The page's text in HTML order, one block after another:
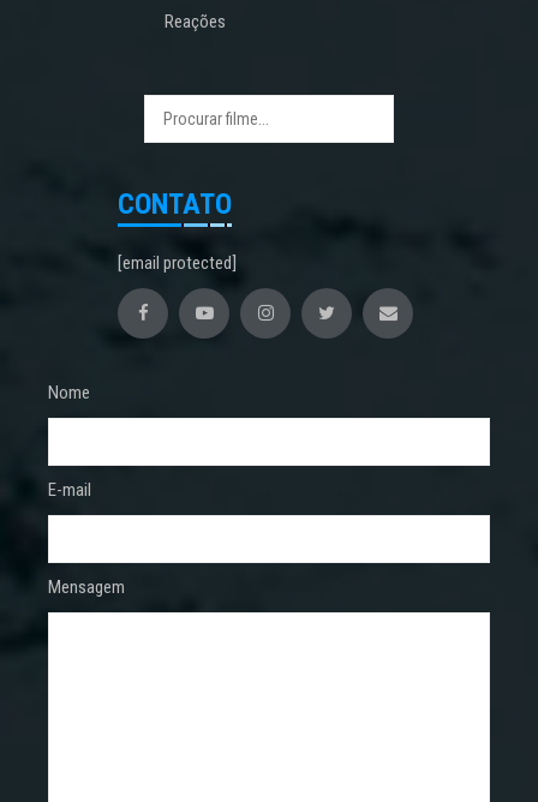
Reações
CONTATO
[email protected]
Nome
E-mail
Mensagem